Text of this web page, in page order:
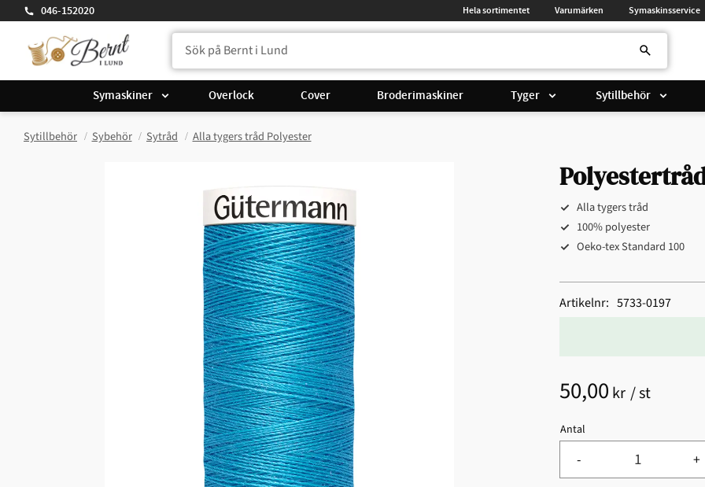
046-152020 Hela sortimentet Varumärken Symaskinsservice
Symaskiner Overlock Cover Broderimaskiner Tyger Sytillbehör
Sytillbehör Sybehör Sytråd Alla tygers tråd Polyester
Alla tygers tråd
100% polyester
Oeko-tex Standard 100
50,00 kr /st
Antal
+
-
Artikelnr 5733-0197